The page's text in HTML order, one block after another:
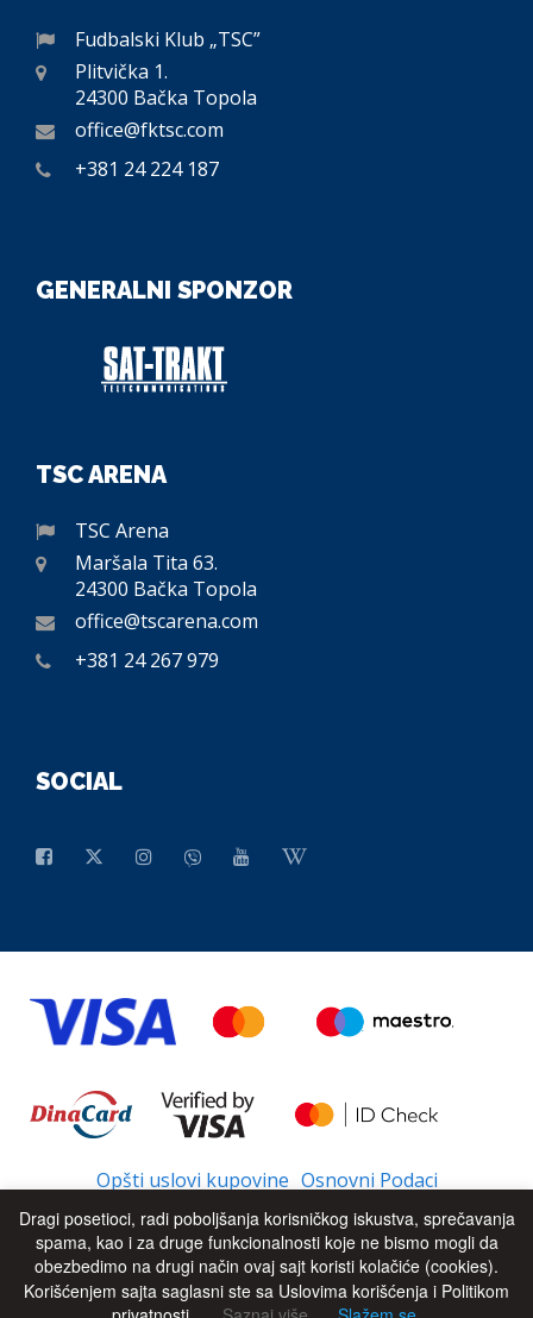
Fudbalski Klub „TSC”
Plitvička 1.
24300 Bačka Topola
office@fktsc.com
+381 24 224 187
GENERALNI SPONZOR
TSC ARENA
TSC Arena
Maršala Tita 63.
24300 Bačka Topola
office@tscarena.com
+381 24 267 979
SOCIAL
Opšti uslovi kupovine Osnovni Podaci
© 2026 - All Rights Reserved UP
Dragi posetioci, radi poboljšanja korisničkog iskustva, sprečavanja
spama, kao i za druge funkcionalnosti koje ne bismo mogli da
obezbedimo na drugi način ovaj sajt koristi kolačiće (cookies).
Korišćenjem sajta saglasni ste sa Uslovima korišćenja i Politikom